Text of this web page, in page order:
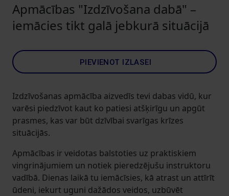
Apmācības "Izdzīvošana dabā" –
iemācies tikt galā jebkurā situācijā
PIEVIENOT IZLASEI
Izdzīvošanas apmācība aizvedīs tevi dabas vidū, kur
varēsi piedzīvot kaut ko patiesi atšķirīgu un apgūt
prasmes, kas var būt dzīvībai svarīgas krīzes
situācijās.
Apmācības ir veidotas balstoties uz praktiskiem
vingrinājumiem un notiek pieredzējušu instruktoru
vadībā. Dienas laikā tu iemācīsies, kā atrast un attīrīt
ūdeni, iekurt uguni dažādos veidos, uzbūvēt